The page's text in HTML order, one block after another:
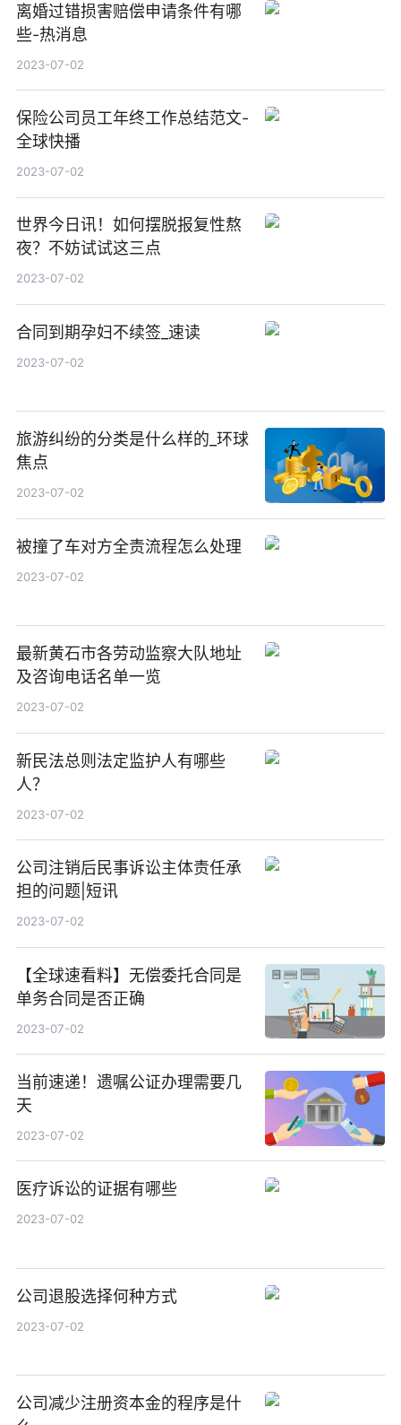
离婚过错损害赔偿申请条件有哪
些-热消息
2023-07-02
保险公司员工年终工作总结范文-
全球快播
2023-07-02
世界今日讯！如何摆脱报复性熬
夜？不妨试试这三点
2023-07-02
合同到期孕妇不续签_速读
2023-07-02
旅游纠纷的分类是什么样的_环球
焦点
2023-07-02
被撞了车对方全责流程怎么处理
2023-07-02
最新黄石市各劳动监察大队地址
及咨询电话名单一览
2023-07-02
新民法总则法定监护人有哪些
人？
2023-07-02
公司注销后民事诉讼主体责任承
担的问题|短讯
2023-07-02
【全球速看料】无偿委托合同是
单务合同是否正确
2023-07-02
当前速递！遗嘱公证办理需要几
天
2023-07-02
医疗诉讼的证据有哪些
2023-07-02
公司退股选择何种方式
2023-07-02
公司减少注册资本金的程序是什